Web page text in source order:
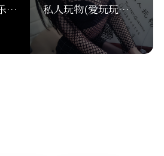
抖音 阿色 轻糖乐园 NO.010期 30P 资源合集 私人玩物(爱玩玩呀) 作品合集 [168GB]